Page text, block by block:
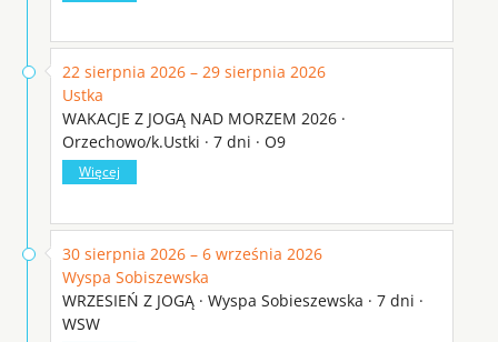
22 sierpnia 2026 – 29 sierpnia 2026
Ustka
WAKACJE Z JOGĄ NAD MORZEM 2026 ·
Orzechowo/k.Ustki · 7 dni · O9
Więcej
30 sierpnia 2026 – 6 września 2026
Wyspa Sobiszewska
WRZESIEŃ Z JOGĄ · Wyspa Sobieszewska · 7 dni ·
WSW